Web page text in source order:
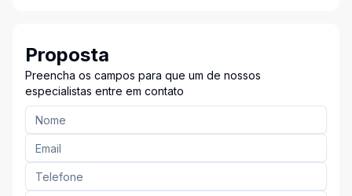
Proposta
Preencha os campos para que um de nossos
especialistas entre em contato